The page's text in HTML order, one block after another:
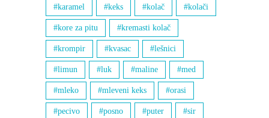
karamel keks kolač kolači
kore za pitu kremasti kolač
krompir kvasac lešnici
limun luk maline med
mleko mleveni keks orasi
pecivo posno puter sir